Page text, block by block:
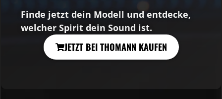
Finde jetzt dein Modell und entdecke,
welcher Spirit dein Sound ist.
JETZT BEI THOMANN KAUFEN